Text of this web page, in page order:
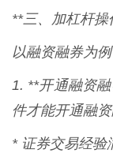
**三、加杠杆操
以融资融券为
1. **开通融资
件才能开通融
* 证券交易经验